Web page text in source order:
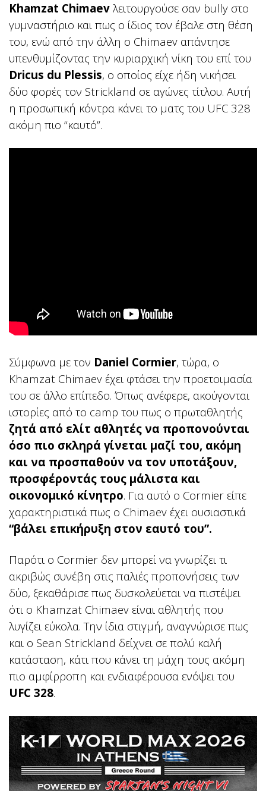
Khamzat Chimaev λειτουργούσε σαν bully στο
γυμναστήριο και πως ο ίδιος τον έβαλε στη θέση
του, ενώ από την άλλη ο Chimaev απάντησε
υπενθυμίζοντας την κυριαρχική νίκη του επί του
Dricus du Plessis, ο οποίος είχε ήδη νικήσει
δύο φορές τον Strickland σε αγώνες τίτλου. Αυτή
η προσωπική κόντρα κάνει το ματς του UFC 328
ακόμη πιο “καυτό”.
Σύμφωνα με τον Daniel Cormier, τώρα, ο
Khamzat Chimaev έχει φτάσει την προετοιμασία
του σε άλλο επίπεδο. Όπως ανέφερε, ακούγονται
ιστορίες από το camp του πως ο πρωταθλητής
ζητά από ελίτ αθλητές να προπονούνται
όσο πιο σκληρά γίνεται μαζί του, ακόμη
και να προσπαθούν να τον υποτάξουν,
προσφέροντάς τους μάλιστα και
οικονομικό κίνητρο. Για αυτό ο Cormier είπε
χαρακτηριστικά πως ο Chimaev έχει ουσιαστικά
“βάλει επικήρυξη στον εαυτό του”.
Παρότι ο Cormier δεν μπορεί να γνωρίζει τι
ακριβώς συνέβη στις παλιές προπονήσεις των
δύο, ξεκαθάρισε πως δυσκολεύεται να πιστέψει
ότι ο Khamzat Chimaev είναι αθλητής που
λυγίζει εύκολα. Την ίδια στιγμή, αναγνώρισε πως
και ο Sean Strickland δείχνει σε πολύ καλή
κατάσταση, κάτι που κάνει τη μάχη τους ακόμη
πιο αμφίρροπη και ενδιαφέρουσα ενόψει του
UFC 328.